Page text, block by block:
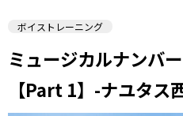
ボイストレーニング
ミュージカルナンバ
【Part 1】-ナユタス